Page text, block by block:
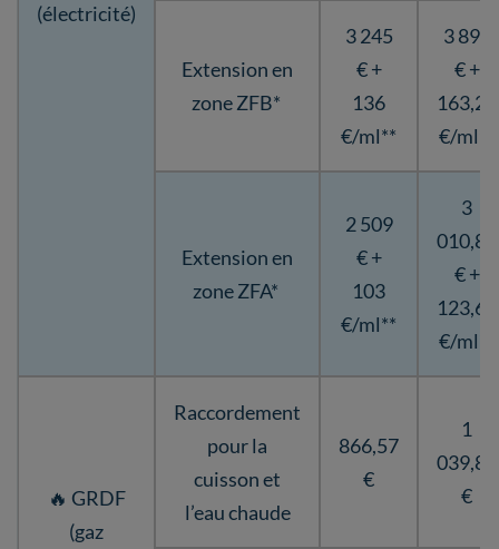
(électricité)
Extension en
zone ZFB*
3 245
€ +
136
€/ml**
3 894
€ +
163,20
€/ml**
Extension en
zone ZFA*
2 509
€ +
103
€/ml**
3
010,80
€ +
123,60
€/ml**
🔥 GRDF
(gaz
Raccordement
pour la
cuisson et
l’eau chaude
866,57
€
1
039,88
€